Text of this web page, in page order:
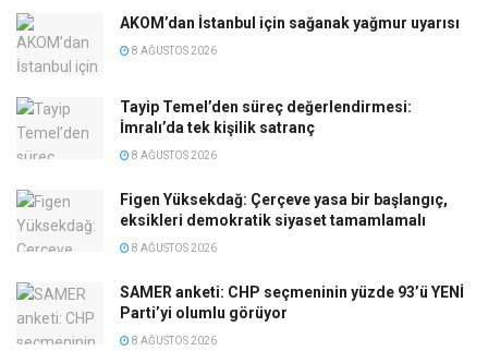
AKOM’dan İstanbul için sağanak yağmur uyarısı
8 AĞUSTOS 2026
Tayip Temel’den süreç değerlendirmesi:
İmralı’da tek kişilik satranç
8 AĞUSTOS 2026
Figen Yüksekdağ: Çerçeve yasa bir başlangıç,
eksikleri demokratik siyaset tamamlamalı
8 AĞUSTOS 2026
SAMER anketi: CHP seçmeninin yüzde 93’ü YENİ
Parti’yi olumlu görüyor
8 AĞUSTOS 2026